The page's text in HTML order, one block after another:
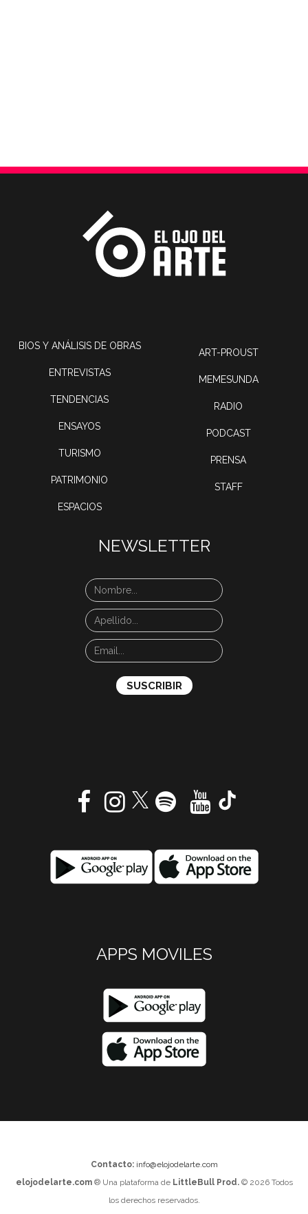
BIOS Y ANÁLISIS DE OBRAS
ENTREVISTAS
TENDENCIAS
ENSAYOS
TURISMO
PATRIMONIO
ESPACIOS
ART-PROUST
MEMESUNDA
RADIO
PODCAST
PRENSA
STAFF
NEWSLETTER
APPS MOVILES
Contacto: info@elojodelarte.com
elojodelarte.com® Una plataforma de LittleBull Prod.© 2026 Todos
los derechos reservados.